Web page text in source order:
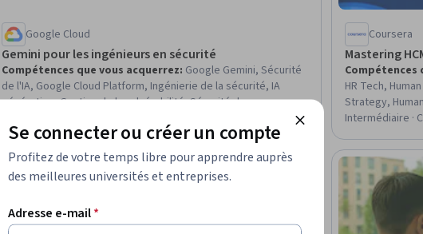
Google Cloud
Gemini pour les ingénieurs en sécurité
Compétences que vous acquerrez: Google Gemini, Sécurité
de l'IA, Google Cloud Platform, Ingénierie de la sécurité, IA
générative, Gestion de la vulnérabilité, Sécurité de
Détection des menaces, Contrôles de sécurité, Déploiement
dans le nuage
Coursera
Mastering
Compétences
HR Tech,
Strategy,
Based Access
Human
Architecture,
Workforce
Business
Intermédiaire ·
Se connecter ou créer un compte
Profitez de votre temps libre pour apprendre auprès
des meilleures universités et entreprises.
Adresse e-mail*